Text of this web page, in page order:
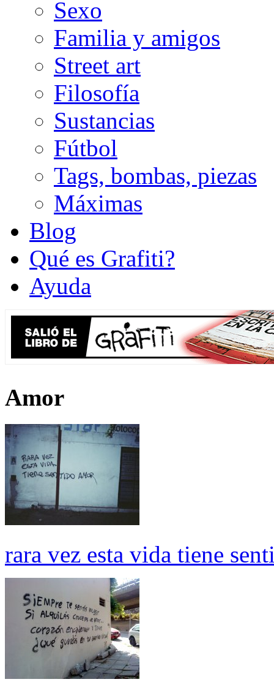
Sexo
Familia y amigos
Street art
Filosofía
Sustancias
Fútbol
Tags, bombas, piezas
Máximas
Blog
Qué es Grafiti?
Ayuda
Amor
rara vez esta vida tiene